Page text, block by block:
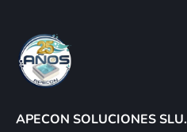
APECON SOLUCIONES SLU.